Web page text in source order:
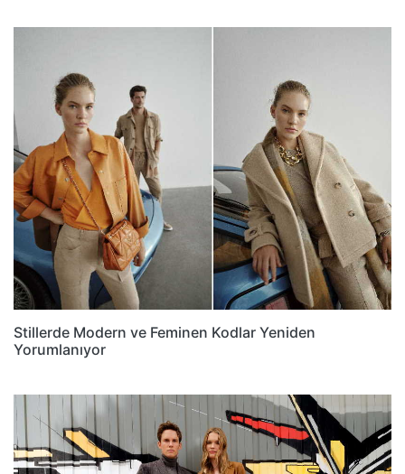
Stillerde Modern ve Feminen Kodlar Yeniden
Yorumlanıyor